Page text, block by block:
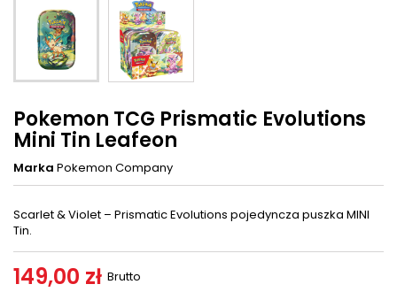
Pokemon TCG Prismatic Evolutions
Mini Tin Leafeon
Marka Pokemon Company
Scarlet & Violet – Prismatic Evolutions pojedyncza puszka MINI
Tin.
149,00 zł Brutto